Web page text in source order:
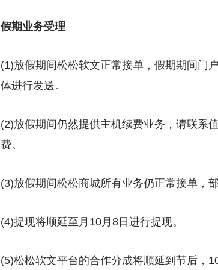
假期业务受理
(1)放假期间松松软文正常接单，假期期间门
体进行发送。
(2)放假期间仍然提供主机续费业务，请联系
费。
(3)放假期间松松商城所有业务仍正常接单，
(4)提现将顺延至月10月8日进行提现。
(5)松松软文平台的合作分成将顺延到节后，10